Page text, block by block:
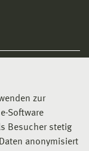
zur
Software
Besucher stetig
anonymisiert